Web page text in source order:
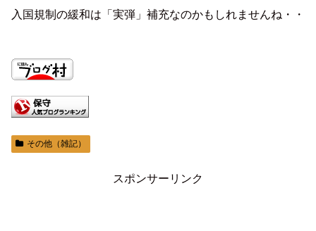
入国規制の緩和は「実弾」補充なのかもしれませんね・・
その他（雑記）
スポンサーリンク